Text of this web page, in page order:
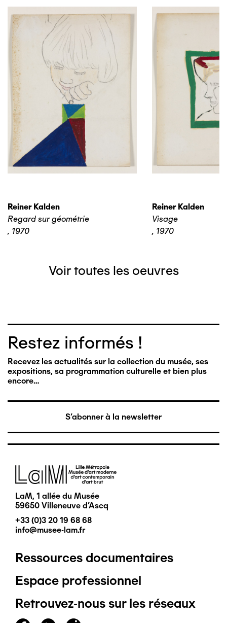
Reiner Kalden
Regard sur géométrie
, 1970
Reiner Kalden
Visage
, 1970
Voir toutes les oeuvres
Restez informés !
Recevez les actualités sur la collection du musée, ses
expositions, sa programmation culturelle et bien plus
encore…
S'abonner à la newsletter
Image
LaM, 1 allée du Musée
59650 Villeneuve d'Ascq
+33 (0)3 20 19 68 68
info@musee-lam.fr
Pied
de
page
Ressources documentaires
Espace professionnel
Retrouvez-nous sur les réseaux